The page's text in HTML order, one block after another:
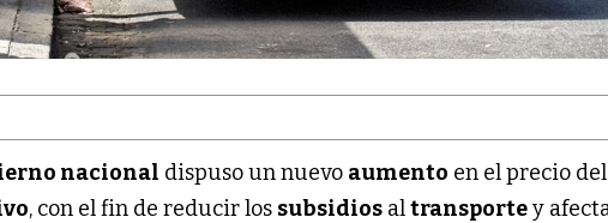
nacional dispuso un nuevo aumento en el precio
, con el fin de reducir los subsidios altransportey